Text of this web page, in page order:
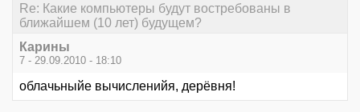
Re: Какие компьютеры будут востребованы в
ближайшем (10 лет) будущем?
Карины
7 - 29.09.2010 - 18:10
облачьныйе вычисленийя, дерёвня!